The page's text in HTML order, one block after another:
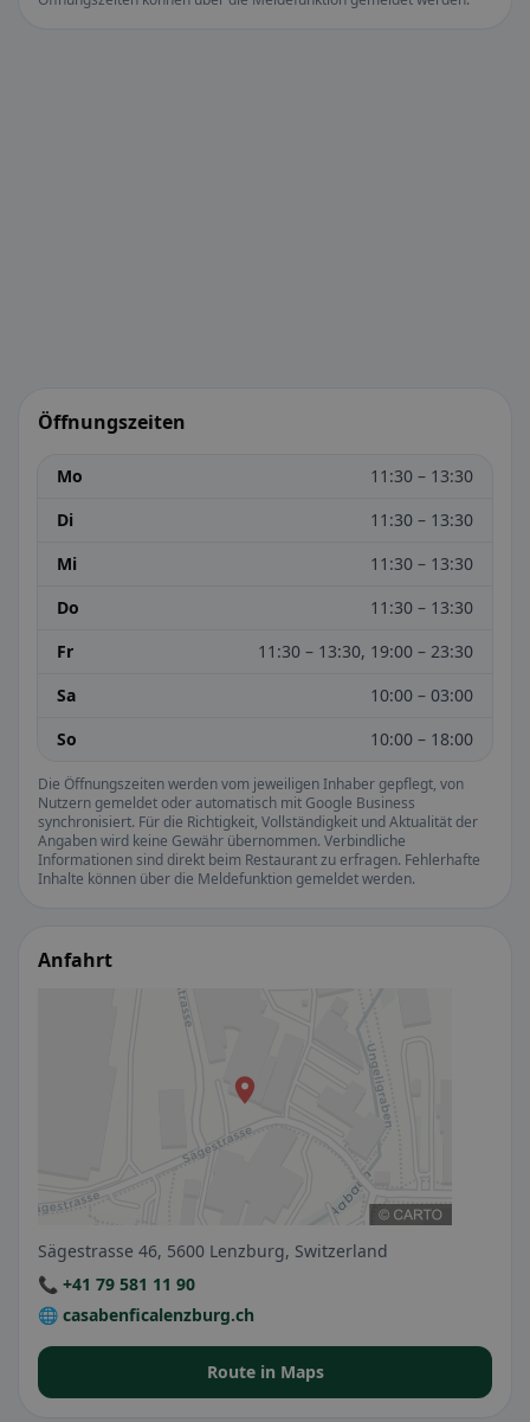
Öffnungszeiten
Mo
11:30 – 13:30
Di
11:30 – 13:30
Mi
11:30 – 13:30
Do
11:30 – 13:30
Fr
11:30 – 13:30, 19:00 – 23:30
Sa
10:00 – 03:00
So
10:00 – 18:00
Die Öffnungszeiten werden vom jeweiligen Inhaber gepflegt, von
Nutzern gemeldet oder automatisch mit Google Business
synchronisiert. Für die Richtigkeit, Vollständigkeit und Aktualität der
Angaben wird keine Gewähr übernommen. Verbindliche
Informationen sind direkt beim Restaurant zu erfragen. Fehlerhafte
Inhalte können über die Meldefunktion gemeldet werden.
Anfahrt
Sägestrasse 46, 5600 Lenzburg, Switzerland
📞 +41 79 581 11 90
🌐 casabenficalenzburg.ch
Route in Maps